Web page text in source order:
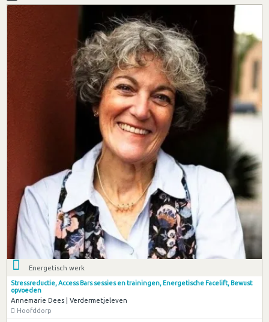
Energetisch werk
Stressreductie, Access Bars sessies en trainingen, Energetische Facelift, Bewust
opvoeden
Annemarie Dees | Verdermetjeleven
Hoofddorp